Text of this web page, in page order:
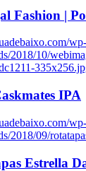
Fashion |
wp-
2018/10/
IPA
wp-
2018/09/
Estrella